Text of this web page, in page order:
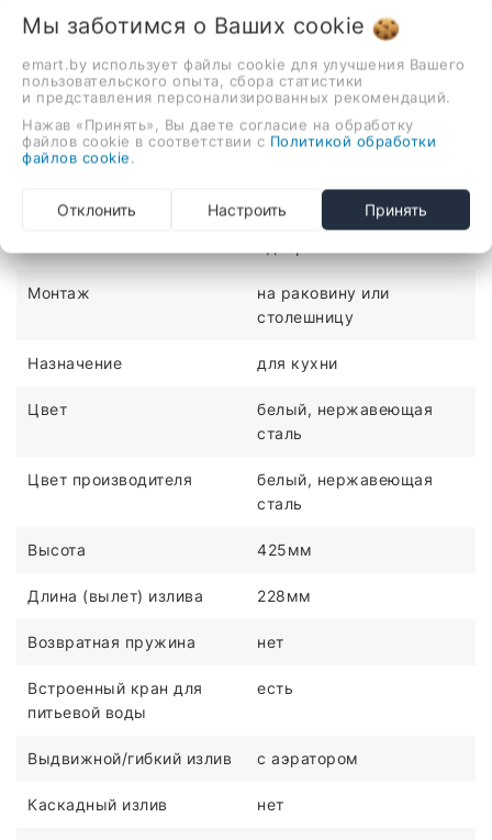
ХАРАКТЕРИСТИКИ
Количество монтажных
отверстий
1
Материал
Медицинский
Монтаж
на раковину или
столешницу
Назначение для кухни
Цвет
белый, нержавеющая
сталь
Цвет производителя
белый, нержавеющая
сталь
Высота 425мм
Длина (вылет) излива 228мм
Возвратная пружина нет
Встроенный кран для
питьевой воды
есть
Выдвижной/гибкий излив с аэратором
Каскадный излив нет
Мы заботимся о Ваших cookie
emart.by использует файлы cookie для улучшения Вашего
пользовательского опыта, сбора статистики
и представления персонализированных рекомендаций.
Нажав «Принять», Вы даете согласие на обработку
файлов cookie в соответствии с Политикой обработки
файлов cookie
Отклонить Настроить Принять